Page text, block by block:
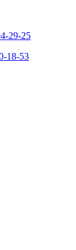
29-25
18-53